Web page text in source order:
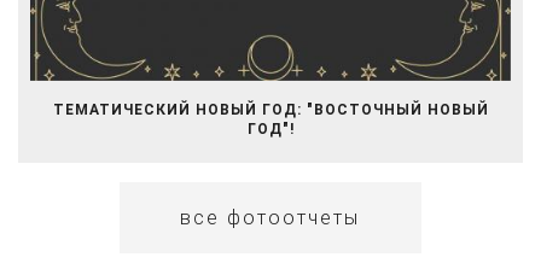
ТЕМАТИЧЕСКИЙ НОВЫЙ ГОД: "ВОСТОЧНЫЙ НОВЫЙ
ГОД"!
все фотоотчеты